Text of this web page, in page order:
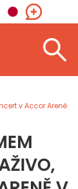
v Accor Areně